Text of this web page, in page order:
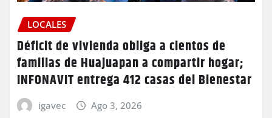
LOCALES
Déficit de vivienda obliga a cientos de
familias de Huajuapan a compartir hogar;
INFONAVIT entrega 412 casas del Bienestar
igavec Ago 3, 2026